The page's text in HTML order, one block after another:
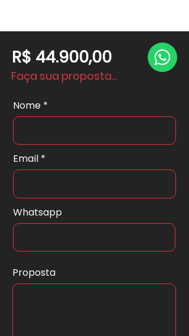
R$ 44.900,00
Faça sua proposta...
Nome
Email
Whatsapp
Proposta